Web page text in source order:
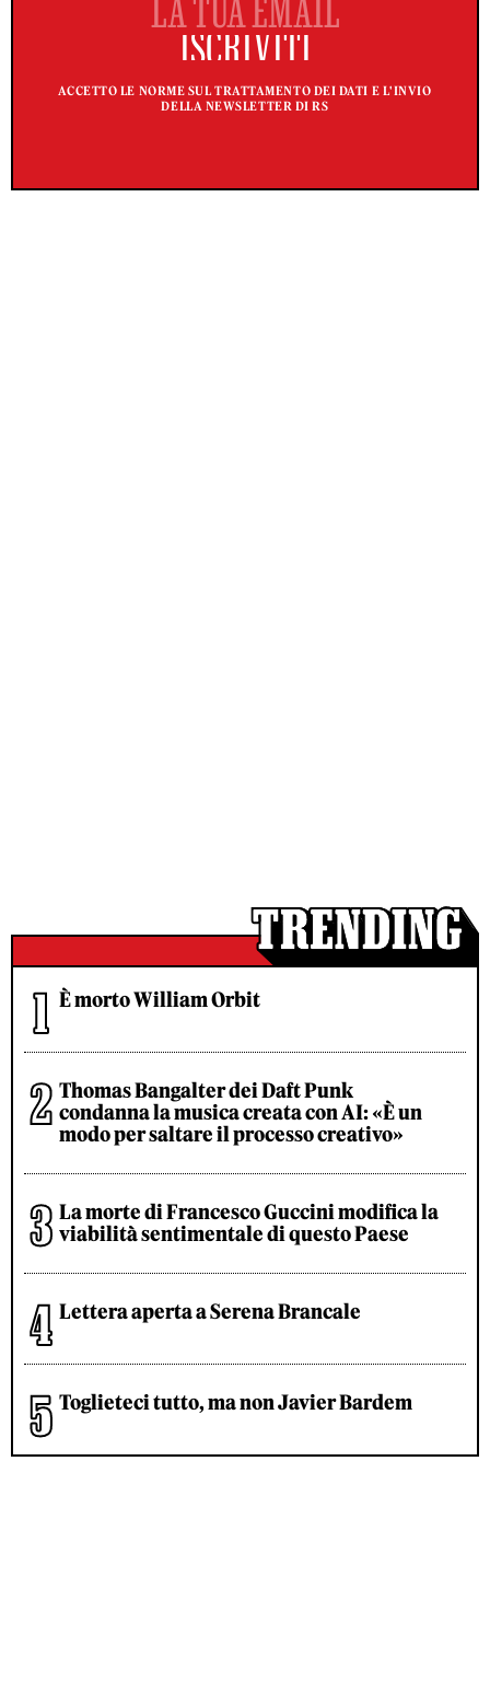
ACCETTO LE NORME SUL TRATTAMENTO DEI DATI E L'INVIO
DELLA NEWSLETTER DI RS
È morto William Orbit
Thomas Bangalter dei Daft Punk
condanna la musica creata con AI: «È un
modo per saltare il processo creativo»
La morte di Francesco Guccini modifica la
viabilità sentimentale di questo Paese
Lettera aperta a Serena Brancale
Toglieteci tutto, ma non Javier Bardem